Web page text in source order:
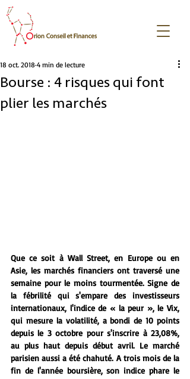
Bourse : 4 risques qui font
plier les marchés
18 oct. 2018 4 min de lecture
Que ce soit à Wall Street, en Europe ou en
Asie, les marchés financiers ont traversé une
semaine pour le moins tourmentée. Signe de
la fébrilité qui s'empare des investisseurs
internationaux, l'indice de « la peur », le Vix,
qui mesure la volatilité, a bondi de 10 points
depuis le 3 octobre pour s'inscrire à 23,08%,
au plus haut depuis début avril. Le marché
parisien aussi a été chahuté. A trois mois de la
fin de l'année boursière, son indice phare le